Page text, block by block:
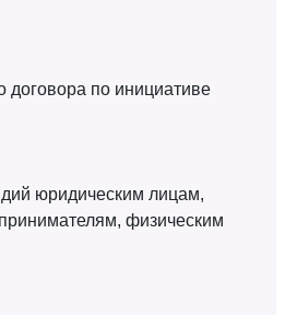
договора по инициативе
юридическим лицам,
физическим